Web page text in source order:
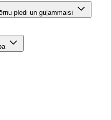
pledi un guļammaisi